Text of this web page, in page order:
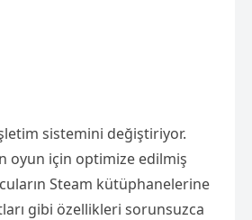
sistemini değiştiriyor.
oyun için optimize edilmiş
Steam kütüphanelerine
gibi özellikleri sorunsuzca